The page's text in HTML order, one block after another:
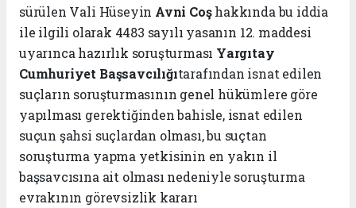
sürülen Vali Hüseyin Avni Coşhakkında bu iddia
ile ilgili olarak 4483 sayılı yasanın 12. maddesi
uyarınca hazırlık soruşturması Yargıtay
Cumhuriyet Başsavcılığıtarafından isnat edilen
suçların soruşturmasının genel hükümlere göre
yapılması gerektiğinden bahisle, isnat edilen
suçun şahsi suçlardan olması, bu suçtan
soruşturma yapma yetkisinin en yakın il
başsavcısına ait olması nedeniyle soruşturma
evrakının görevsizlik kararı